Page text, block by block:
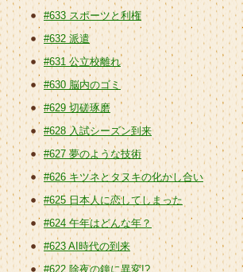
#633 スポーツと利権
#632 派遣
#631 公立校離れ
#630 脳内のゴミ
#629 切磋琢磨
#628 入試シーズン到来
#627 夢のような技術
#626 キツネとタヌキの化かし合い
#625 日本人に恋してしまった
#624 午年はどんな年？
#623 AI時代の到来
#622 除夜の鐘に異変!?